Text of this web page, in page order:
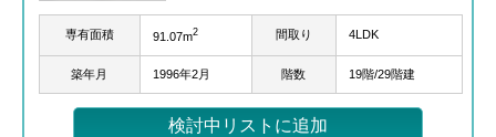
専有面積 91.07m2 間取り 4LDK
築年月 1996年2月 階数 19階/29階建
検討中リストに追加